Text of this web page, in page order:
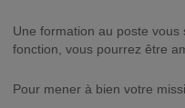
Une formation au poste
fonction, vous pourrez être
Pour mener à bien votre